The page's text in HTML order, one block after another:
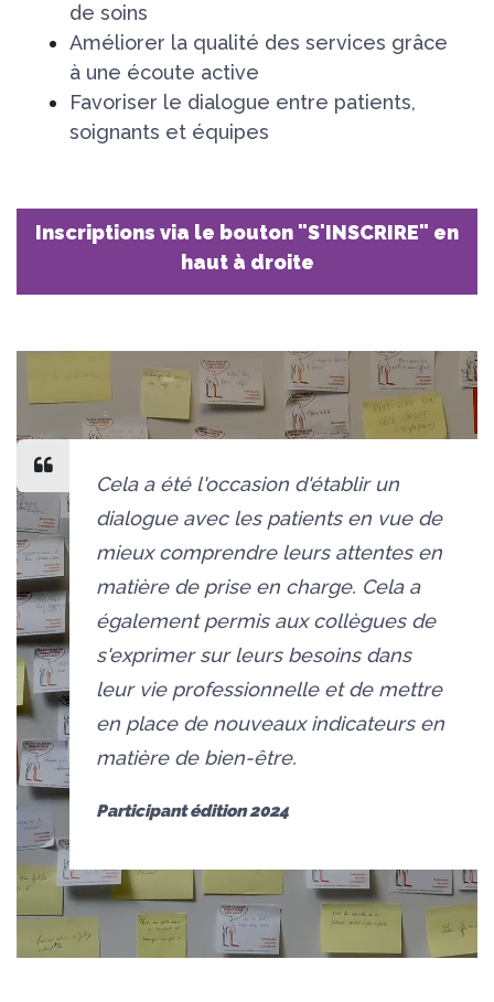
de soins
Améliorer la qualité des services grâce
à une écoute active
Favoriser le dialogue entre patients,
soignants et équipes
Inscriptions via le bouton "S'INSCRIRE" en
haut à droite
Cela a été l'occasion d'établir un
dialogue avec les patients en vue de
mieux comprendre leurs attentes en
matière de prise en charge. Cela a
également permis aux collègues de
s'exprimer sur leurs besoins dans
leur vie professionnelle et de mettre
en place de nouveaux indicateurs en
matière de bien-être.
Participant édition 2024